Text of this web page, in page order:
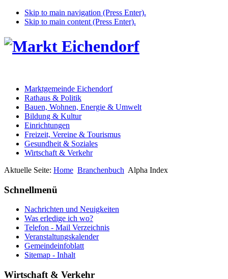
Skip to main navigation (Press Enter).
Skip to main content (Press Enter).
Marktgemeinde Eichendorf
Rathaus & Politik
Bauen, Wohnen, Energie & Umwelt
Bildung & Kultur
Einrichtungen
Freizeit, Vereine & Tourismus
Gesundheit & Soziales
Wirtschaft & Verkehr
Aktuelle Seite: Home Branchenbuch Alpha Index
Schnellmenü
Nachrichten und Neuigkeiten
Was erledige ich wo?
Telefon - Mail Verzeichnis
Veranstaltungskalender
Gemeindeinfoblatt
Sitemap - Inhalt
Wirtschaft & Verkehr